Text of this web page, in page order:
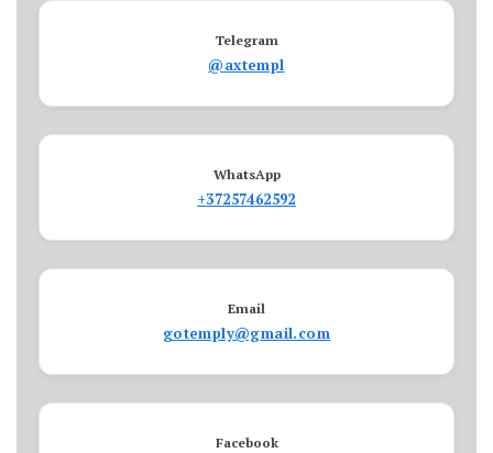
Telegram
@axtempl
WhatsApp
+37257462592
Email
gotemply@gmail.com
Facebook